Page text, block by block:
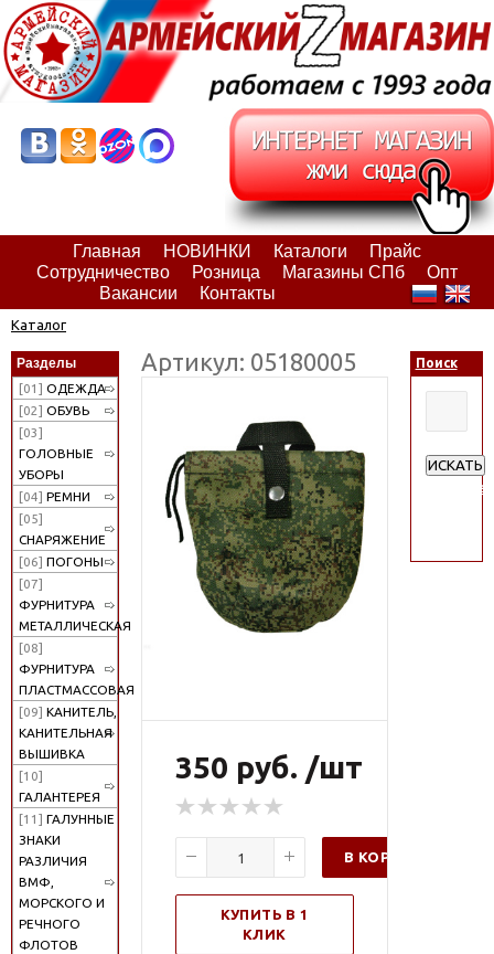
Главная НОВИНКИ Каталоги
Прайс
Сотрудничество
Розница Магазины СПб
Опт
Вакансии
Контакты
Каталог
Разделы
[01] ОДЕЖДА
[02] ОБУВЬ
[03]
ГОЛОВНЫЕ
УБОРЫ
[04] РЕМНИ
[05]
СНАРЯЖЕНИЕ
[06] ПОГОНЫ
[07]
ФУРНИТУРА
МЕТАЛЛИЧЕСКАЯ
[08]
ФУРНИТУРА
ПЛАСТМАССОВАЯ
[09] КАНИТЕЛЬ,
КАНИТЕЛЬНАЯ
ВЫШИВКА
[10]
ГАЛАНТЕРЕЯ
[11] ГАЛУННЫЕ
ЗНАКИ
РАЗЛИЧИЯ
ВМФ,
МОРСКОГО И
РЕЧНОГО
ФЛОТОВ
Артикул: 05180005
350 руб. /шт
В КОРЗИНУ
КУПИТЬ В 1
КЛИК
Поиск
ИСКАТЬ